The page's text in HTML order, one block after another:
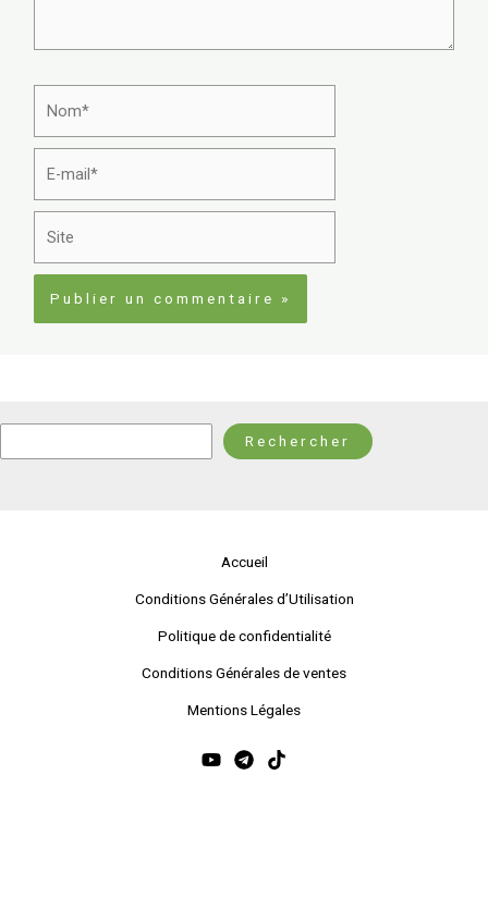
mail*
Rechercher
Rechercher
Accueil
Conditions Générales d’Utilisation
Politique de confidentialité
Conditions Générales de ventes
Mentions Légales